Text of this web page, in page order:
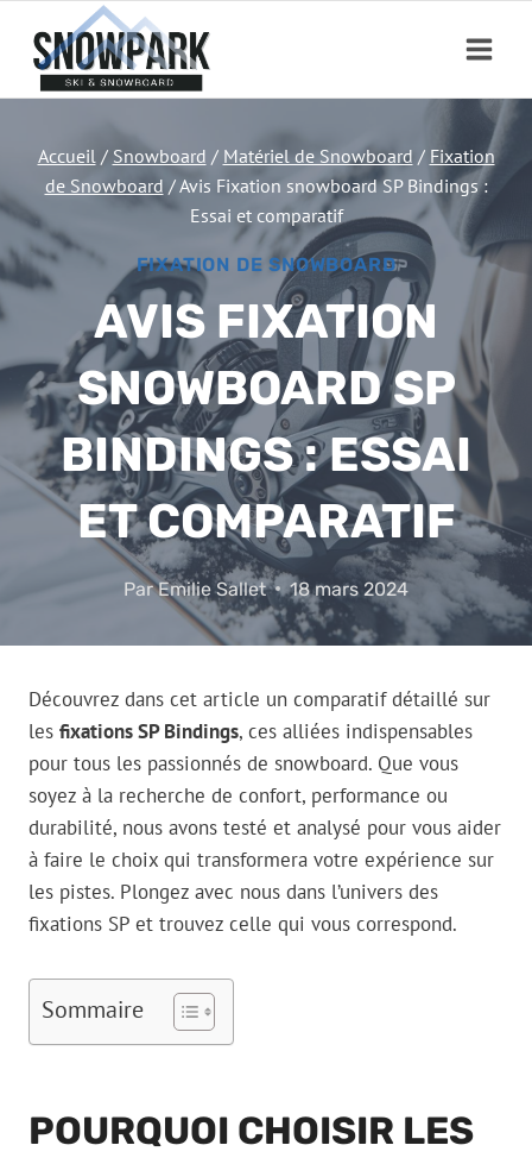
contenu
Accueil / Snowboard / Matériel de Snowboard / Fixation
de Snowboard /Avis Fixation snowboard SP Bindings :
Essai et comparatif
FIXATION DE SNOWBOARD
AVIS FIXATION
SNOWBOARD SP
BINDINGS : ESSAI
ET COMPARATIF
ParEmilie Sallet 18 mars 2024
Découvrez dans cet article un comparatif détaillé sur
les fixations SP Bindings, ces alliées indispensables
pour tous les passionnés de snowboard. Que vous
soyez à la recherche de confort, performance ou
durabilité, nous avons testé et analysé pour vous aider
à faire le choix qui transformera votre expérience sur
les pistes. Plongez avec nous dans l’univers des
fixations SP et trouvez celle qui vous correspond.
Sommaire
POURQUOI CHOISIR LES